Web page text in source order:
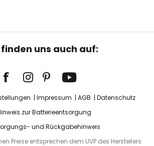
finden uns auch auf:
Impressum AGB
Datenschutz
zur Batterieentsorgung
und Rückgabehinweis
Preise entsprechen dem UVP des Herstellers.